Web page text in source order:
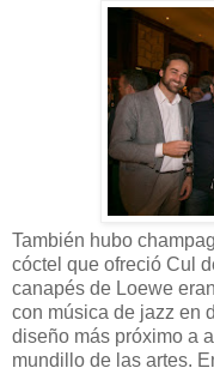
También hubo
cóctel que ofreció Cul
canapés de Loewe
con música de jazz en
diseño más próximo a
mundillo de las artes.